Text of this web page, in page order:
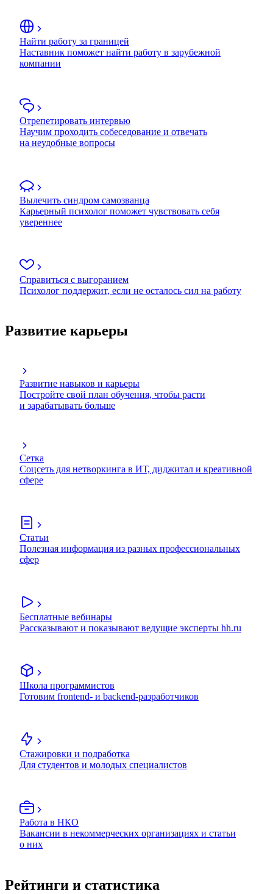
Найти работу за границей
Наставник поможет найти работу в зарубежной
компании
Отрепетировать интервью
Научим проходить собеседование и отвечать
на неудобные вопросы
Вылечить синдром самозванца
Карьерный психолог поможет чувствовать себя
увереннее
Справиться с выгоранием
Психолог поддержит, если не осталось сил на работу
Развитие карьеры
Развитие навыков и карьеры
Постройте свой план обучения, чтобы расти
и зарабатывать больше
Сетка
Соцсеть для нетворкинга в ИТ, диджитал и креативной
сфере
Статьи
Полезная информация из разных профессиональных
сфер
Бесплатные вебинары
Рассказывают и показывают ведущие эксперты hh.ru
Школа программистов
Готовим frontend- и backend-разработчиков
Стажировки и подработка
Для студентов и молодых специалистов
Работа в НКО
Вакансии в некоммерческих организациях и статьи
о них
Рейтинги и статистика